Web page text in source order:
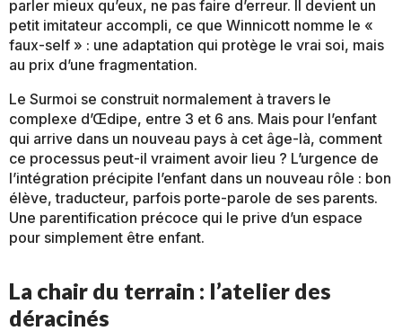
parler mieux qu’eux, ne pas faire d’erreur. Il devient un
petit imitateur accompli, ce que Winnicott nomme le «
faux-self » : une adaptation qui protège le vrai soi, mais
au prix d’une fragmentation.
Le Surmoi se construit normalement à travers le
complexe d’Œdipe, entre 3 et 6 ans. Mais pour l’enfant
qui arrive dans un nouveau pays à cet âge-là, comment
ce processus peut-il vraiment avoir lieu ? L’urgence de
l’intégration précipite l’enfant dans un nouveau rôle : bon
élève, traducteur, parfois porte-parole de ses parents.
Une parentification précoce qui le prive d’un espace
pour simplement être enfant.
La chair du terrain : l’atelier des
déracinés